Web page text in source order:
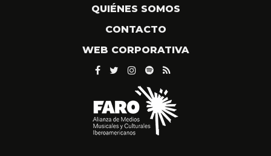
QUIÉNES SOMOS
CONTACTO
WEB CORPORATIVA